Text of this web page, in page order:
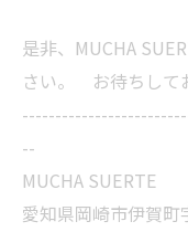
是非、MUCHA
さい。 お待ちして
--
MUCHA SUERTE
愛知県岡崎市伊賀町